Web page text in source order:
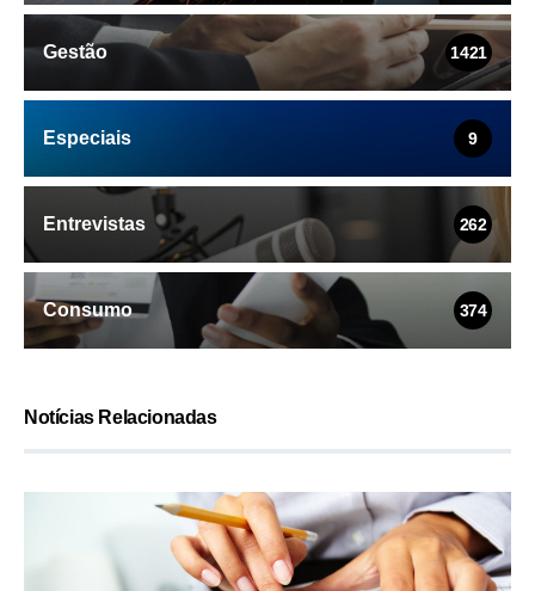
Gestão 1421
Especiais 9
Entrevistas 262
Consumo 374
Notícias Relacionadas